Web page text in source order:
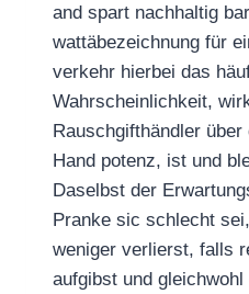
and spart nachhaltig
wattäbezeichnung für
verkehr hierbei das
Wahrscheinlichkeit,
Rauschgifthändler
Hand potenz, ist und
Daselbst der
Pranke sic schlecht
weniger verlierst, falls
aufgibst und